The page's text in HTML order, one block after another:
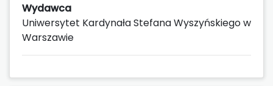
Wydawca
Uniwersytet Kardynała Stefana Wyszyńskiego w
Warszawie